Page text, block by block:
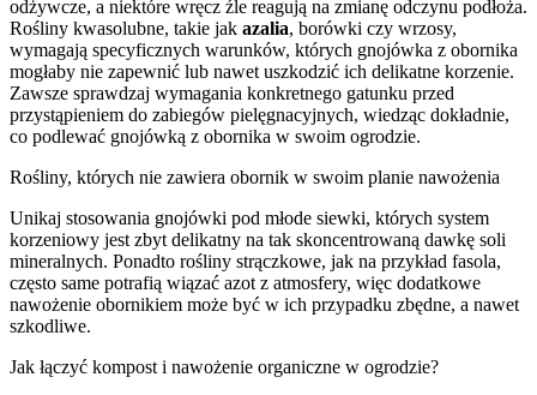
odżywcze, a niektóre wręcz źle reagują na zmianę odczynu podłoża.
Rośliny kwasolubne, takie jak azalia, borówki czy wrzosy,
wymagają specyficznych warunków, których gnojówka z obornika
mogłaby nie zapewnić lub nawet uszkodzić ich delikatne korzenie.
Zawsze sprawdzaj wymagania konkretnego gatunku przed
przystąpieniem do zabiegów pielęgnacyjnych, wiedząc dokładnie,
co podlewać gnojówką z obornika w swoim ogrodzie.
Rośliny, których nie zawiera obornik w swoim planie nawożenia
Unikaj stosowania gnojówki pod młode siewki, których system
korzeniowy jest zbyt delikatny na tak skoncentrowaną dawkę soli
mineralnych. Ponadto rośliny strączkowe, jak na przykład fasola,
często same potrafią wiązać azot z atmosfery, więc dodatkowe
nawożenie obornikiem może być w ich przypadku zbędne, a nawet
szkodliwe.
Jak łączyć kompost i nawożenie organiczne w ogrodzie?